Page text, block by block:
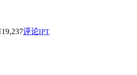
19,237评论IPT